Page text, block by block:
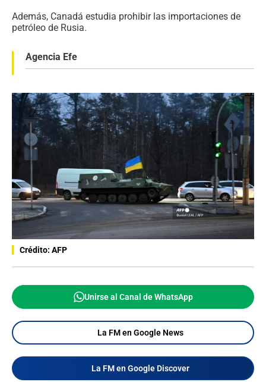
Además, Canadá estudia prohibir las importaciones de
petróleo de Rusia.
Agencia Efe
Crédito: AFP
Unirse al Canal de WhatsApp
La FM en Google News
La FM en Google Discover